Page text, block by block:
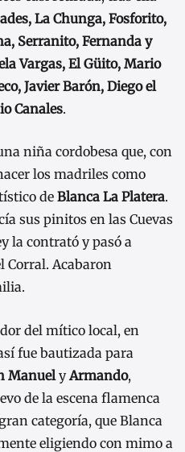
La Chunga, Fosforito,
Serranito, Fernanda y
Vargas, El Güito, Mario
Javier Barón, Diego el
Canales.
niña cordobesa que, con
los madriles como
de Blanca La Platera.
sus pinitos en las Cuevas
la contrató y pasó a
Corral. Acabaron
del mítico local, en
fue bautizada para
ManuelyArmando,
de la escena flamenca
categoría, que Blanca
eligiendo con mimo a